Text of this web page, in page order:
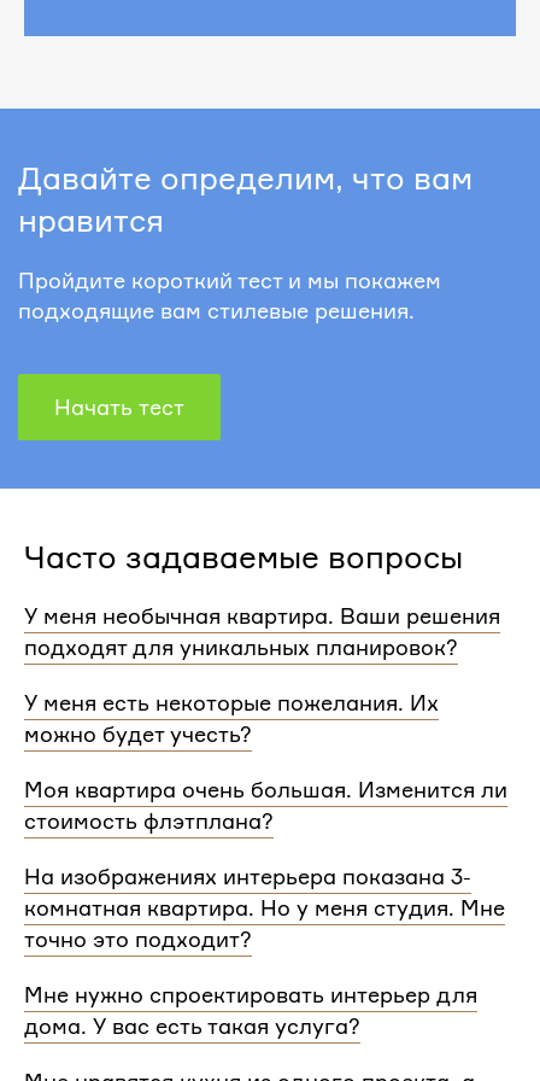
Давайте определим, что вам
нравится
Пройдите короткий тест и мы покажем
подходящие вам стилевые решения.
Начать тест
Часто задаваемые вопросы
У меня необычная квартира. Ваши решения
подходят для уникальных планировок?
планировки и учтем особенности вашей
квартиры.
У меня есть некоторые пожелания. Их
можно будет учесть?
согласуем с вами планировочное решение,
расстановку мебели и важные детали. Вы
дизайнером Flatplan
Моя квартира очень большая. Изменится ли
стоимость флэтплана?
площади. Однако если у вас многоэтажный дом
или квартира, нужно будет купить флэтплан для
каждого этажа.
На изображениях интерьера показана 3-
комнатная квартира. Но у меня студия. Мне
точно это подходит?
и учитываем все детали. Любой стиль интерьера
на нашем сайте может быть адаптирован для
Мне нужно спроектировать интерьер для
дома. У вас есть такая услуга?